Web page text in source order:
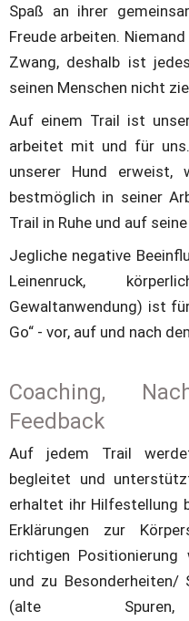
Spaß an ihrer
Freude arbeiten.
Zwang, deshalb ist
seinen Menschen nicht
Auf einem Trail ist
arbeitet mit und für
unserer Hund erweist,
bestmöglich in seiner
Trail in Ruhe und auf
Jegliche negative
Leinenruck,
Gewaltanwendung) ist
Go“ - vor, auf und nach
Coaching,
Feedback
Auf jedem Trail
begleitet und
erhaltet ihr Hilfestellung
Erklärungen zur
richtigen Positionierung
und zu Besonderheiten/
(alte Spuren,